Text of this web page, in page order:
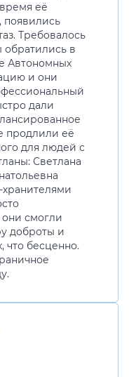
её
появились
Требовалось
в
Автономных
и они
дали
продлили её
для людей с
Светлана
смогли
доброты и
что бесценно.